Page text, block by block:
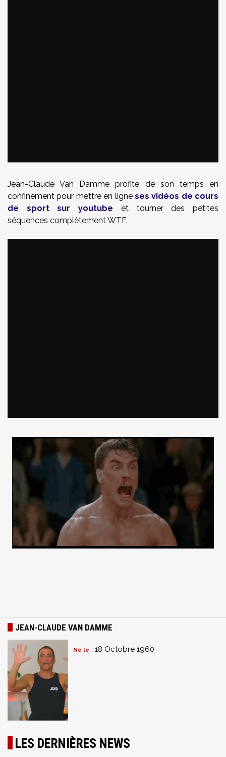
Jean-Claude Van Damme profite de son temps en
confinement pour mettre en ligne ses vidéos de cours
de sport sur youtube et tourner des petites
séquences complètement WTF.
JEAN-CLAUDE VAN DAMME
Né le : 18 Octobre 1960
LES DERNIÈRES NEWS